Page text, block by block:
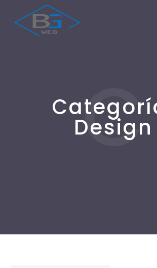
C
Design